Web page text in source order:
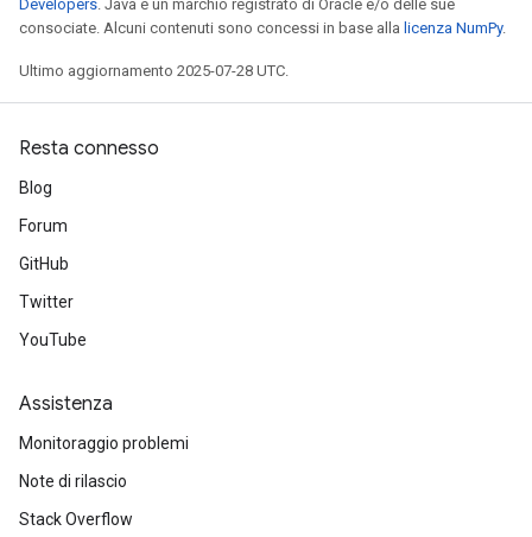
Developers. Java è un marchio registrato di Oracle e/o delle sue
consociate. Alcuni contenuti sono concessi in base alla licenza NumPy.
Ultimo aggiornamento 2025-07-28 UTC.
Resta connesso
Blog
Forum
GitHub
Twitter
YouTube
Assistenza
Monitoraggio problemi
Note di rilascio
Stack Overflow